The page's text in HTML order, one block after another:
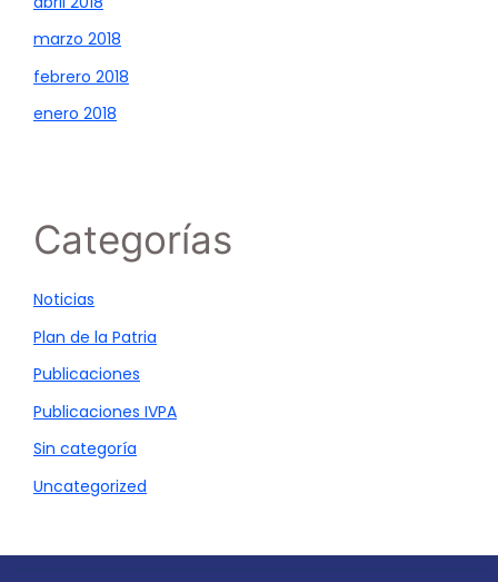
marzo 2018
febrero 2018
enero 2018
Categorías
Noticias
Plan de la Patria
Publicaciones
Publicaciones IVPA
Sin categoría
Uncategorized